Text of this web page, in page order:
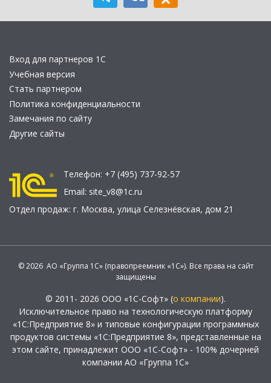
Вход для партнеров 1С
Учебная версия
Стать партнером
Политика конфиденциальности
Замечания по сайту
Другие сайты
Телефон: +7 (495) 737-92-57
Email: site_v8@1c.ru
Отдел продаж: г. Москва, улица Селезнёвская, дом 21
© 2026 АО «Группа 1С» (правопреемник «1С»). Все права на сайт
защищены
© 2011- 2026 ООО «1С-Софт» (о компании).
Исключительное право на технологическую платформу
«1С:Предприятие 8» и типовые конфигурации программных
продуктов системы «1С:Предприятие 8», представленные на
этом сайте, принадлежит ООО «1С-Софт» - 100% дочерней
компании АО «Группа 1С»